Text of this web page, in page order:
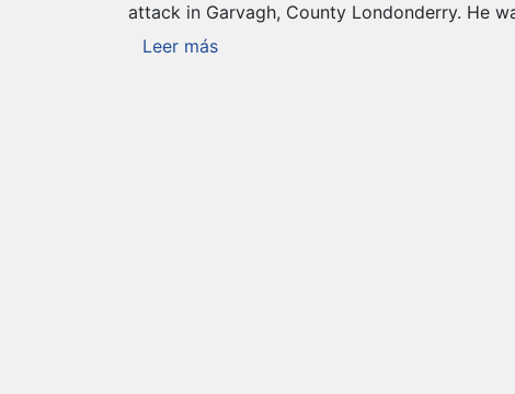
attack in Garvagh, County Londonderry. He
Leer más